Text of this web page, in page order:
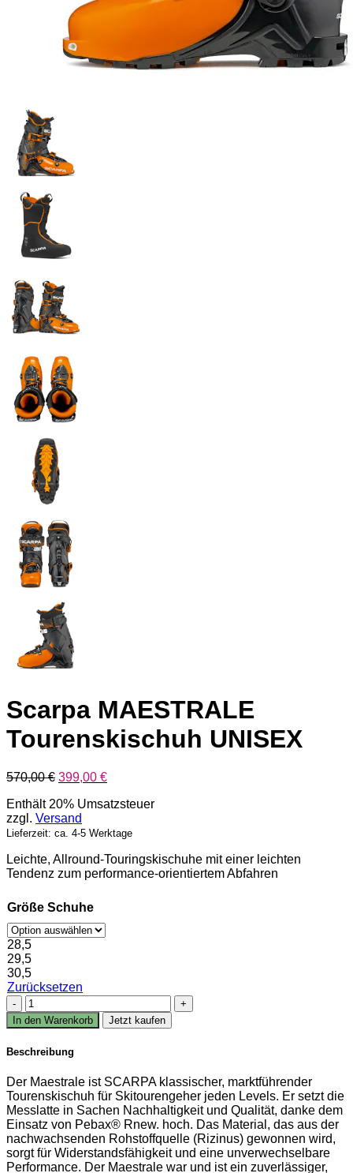
Scarpa MAESTRALE
Tourenskischuh UNISEX
570,00€ Ursprünglicher
war:
570,00 €
399,00 €Aktueller
ist:
Enthält 20% Umsatzsteuer
zzgl. Versand
Lieferzeit: ca. 4-5 Werktage
Leichte, Allround-Touringskischuhe mit einer leichten
Tendenz zum performance-orientiertem Abfahren
Größe Schuhe
28,5
29,5
30,5
Zurücksetzen
Scarpa
MAESTRALE
Tourenskischuh
Menge
In den Warenkorb Jetzt kaufen
Beschreibung
Der Maestrale ist SCARPA klassischer, marktführender
Tourenskischuh für Skitourengeher jeden Levels. Er setzt die
Messlatte in Sachen Nachhaltigkeit und Qualität, danke dem
Einsatz von Pebax® Rnew. hoch. Das Material, das aus der
nachwachsenden Rohstoffquelle (Rizinus) gewonnen wird,
sorgt für Widerstandsfähigkeit und eine unverwechselbare
Performance. Der Maestrale war und ist ein zuverlässiger,